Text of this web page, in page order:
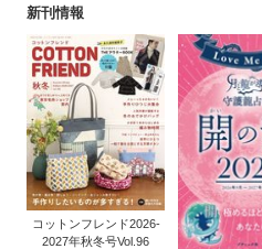
新刊情報
コットンフレンド2026-
2027年秋冬号Vol.96